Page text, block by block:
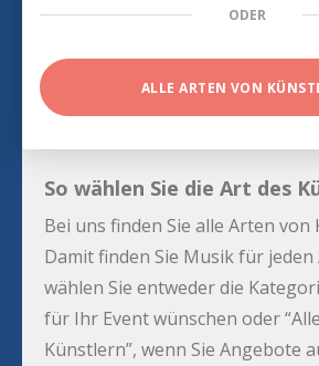
ODER
ALLE ARTEN VON
So wählen Sie die Art des
Bei uns finden Sie alle Arten von
Damit finden Sie Musik für jeden
wählen Sie entweder die
für Ihr Event wünschen oder
Künstlern”, wenn Sie Angebote